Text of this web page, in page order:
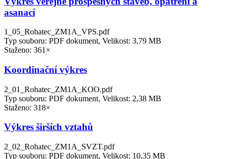
asanací
1_05_Rohatec_ZM1A_VPS.pdf
Typ souboru: PDF dokument, Velikost: 3,79 MB
Staženo: 361×
Koordinační výkres
2_01_Rohatec_ZM1A_KOO.pdf
Typ souboru: PDF dokument, Velikost: 2,38 MB
Staženo: 318×
Výkres širších vztahů
2_02_Rohatec_ZM1A_SVZT.pdf
Typ souboru: PDF dokument, Velikost: 10,35 MB